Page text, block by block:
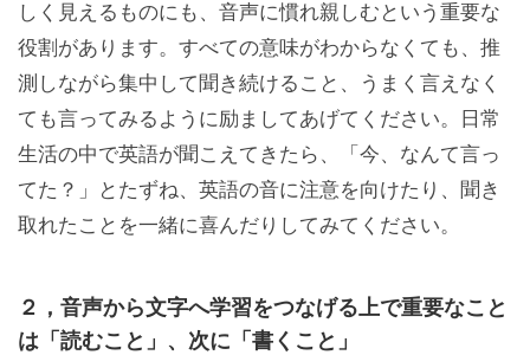
しく見えるものにも、音声に慣れ親しむという重要な
役割があります。すべての意味がわからなくても、推
測しながら集中して聞き続けること、うまく言えなく
ても言ってみるように励ましてあげてください。日常
生活の中で英語が聞こえてきたら、「今、なんて言っ
てた？」とたずね、英語の音に注意を向けたり、聞き
取れたことを一緒に喜んだりしてみてください。
２，音声から文字へ学習をつなげる上で重要なこと
は「読むこと」、次に「書くこと」